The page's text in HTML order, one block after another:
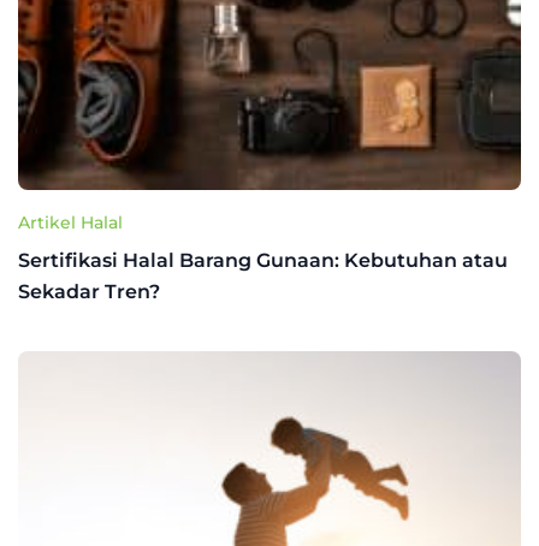
Artikel Halal
Sertifikasi Halal Barang Gunaan: Kebutuhan atau
Sekadar Tren?